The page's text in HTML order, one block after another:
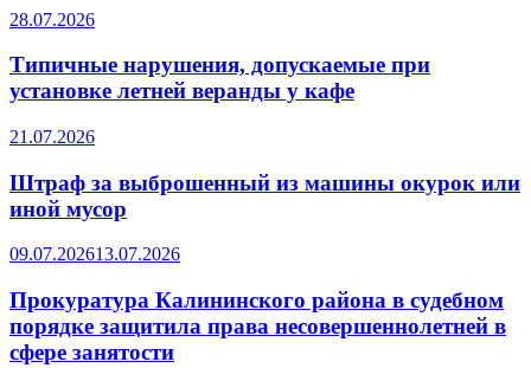
28.07.2026
Типичные нарушения, допускаемые при
установке летней веранды у кафе
21.07.2026
Штраф за выброшенный из машины окурок или
иной мусор
09.07.202613.07.2026
Прокуратура Калининского района в судебном
порядке защитила права несовершеннолетней в
сфере занятости